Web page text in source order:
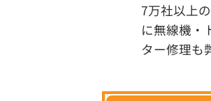
7万社以上
に無線機・
ター修理も